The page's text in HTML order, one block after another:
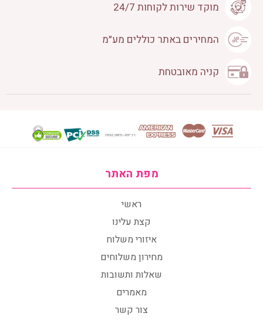
מוקד שירות לקוחות 24/7
המחירים באתר כוללים מע״מ
קניה מאובטחת
מפת האתר
ראשי
קצת עלינו
איזורי משלוח
מחירון משלוחים
שאלות ותשובות
מאמרים
צור קשר